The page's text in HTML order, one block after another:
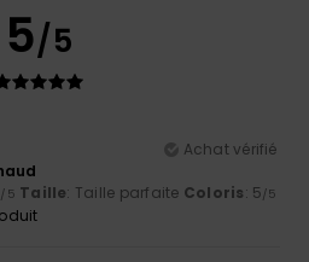
5/5
Achat vérifié
/5 Taille: Taille parfaite Coloris: 5/5